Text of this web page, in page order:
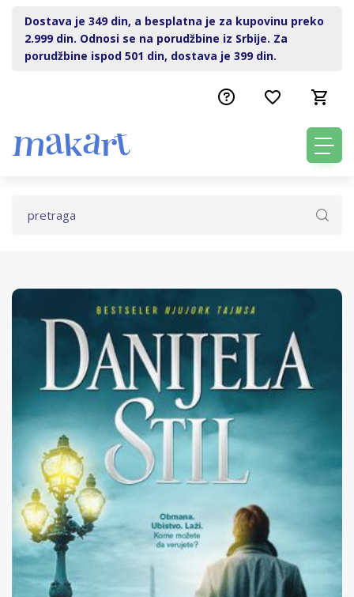
Dostava je 349 din, a besplatna je za kupovinu preko
2.999 din. Odnosi se na porudžbine iz Srbije. Za
porudžbine ispod 501 din, dostava je 399 din.